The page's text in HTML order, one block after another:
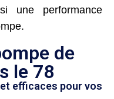
une performance
de
le 78
efficaces pour vos